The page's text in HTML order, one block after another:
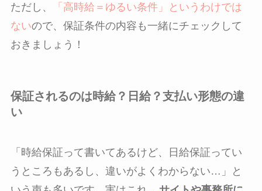
ただし、
「高時給＝ゆるい条件」というわけでは
ないので、保証条件の内容も一緒にチェックして
おきましょう！
保証されるのは時給？日給？支払い形態の違
い
「時給保証って書いてあるけど、日給保証ってい
うところもあるし、違いがよくわからない…」と